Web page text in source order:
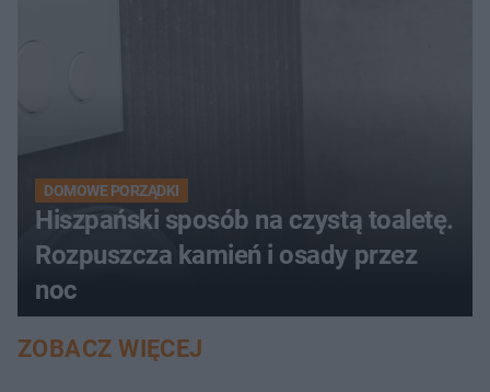
DOMOWE PORZĄDKI
Hiszpański sposób na czystą toaletę.
Rozpuszcza kamień i osady przez
noc
ZOBACZ WIĘCEJ